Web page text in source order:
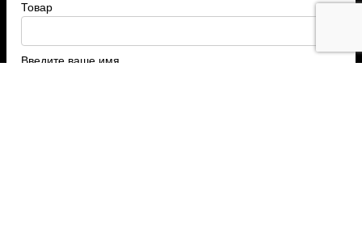
Товар
Введите ваше имя